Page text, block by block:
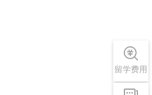
留学费用